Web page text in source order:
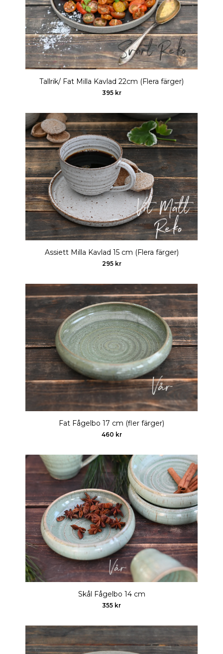
Tallrik/ Fat Milla Kavlad 22cm (Flera färger)
395 kr
Assiett Milla Kavlad 15 cm (Flera färger)
295 kr
Fat Fågelbo 17 cm (fler färger)
460 kr
Skål Fågelbo 14 cm
355 kr